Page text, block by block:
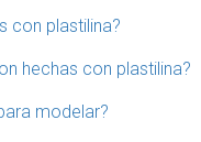
con plastilina?
hechas con plastilina?
modelar?